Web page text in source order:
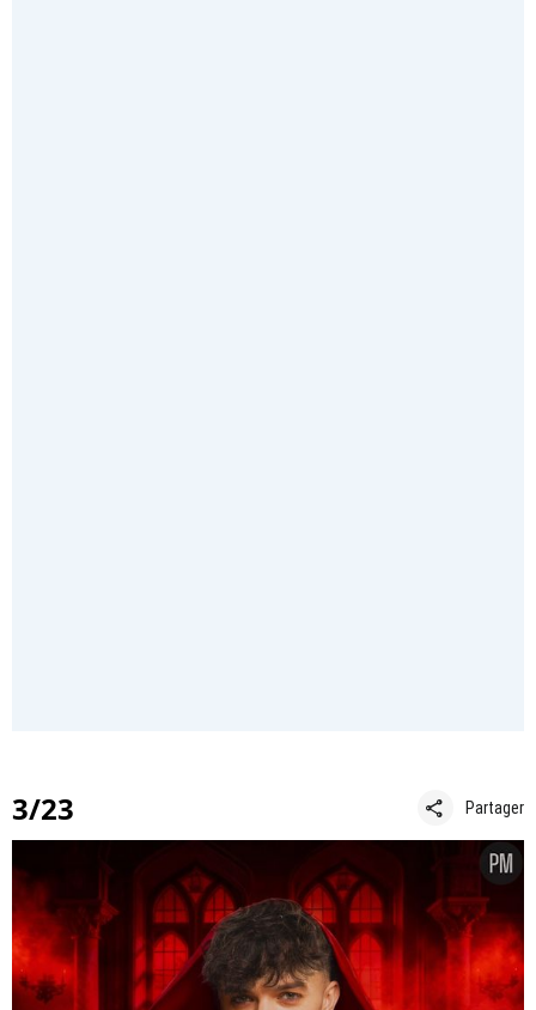
3/23 share Partager